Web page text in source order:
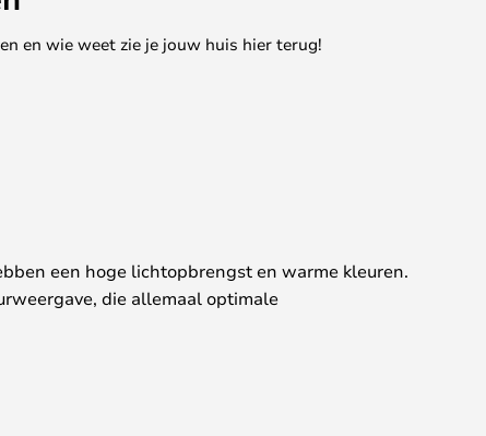
en wie weet zie je jouw huis hier terug!
een hoge lichtopbrengst en warme kleuren.
die allemaal optimale